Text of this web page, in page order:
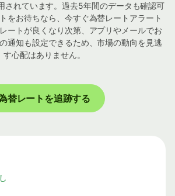
されています。過去5年間のデータも確認可
をお待ちなら、今すぐ為替レートアラート
ートが良くなり次第、アプリやメールでお
通知も設定できるため、市場の動向を見逃
す心配はありません。
替レートを追跡する